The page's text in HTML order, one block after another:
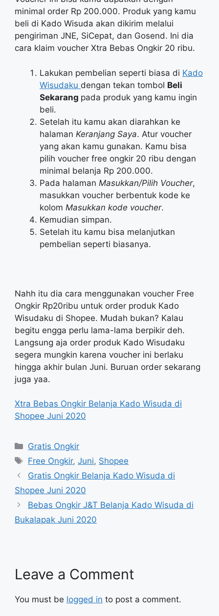
minimal order Rp 200.000. Produk yang kamu
beli di Kado Wisuda akan dikirim melalui
pengiriman JNE, SiCepat, dan Gosend. Ini dia
cara klaim voucher Xtra Bebas Ongkir 20 ribu.
Lakukan pembelian seperti biasa di Kado
Wisudaku dengan tekan tombol Beli
Sekarang pada produk yang kamu ingin
beli.
Setelah itu kamu akan diarahkan ke
halaman Keranjang Saya. Atur voucher
yang akan kamu gunakan. Kamu bisa
pilih voucher free ongkir 20 ribu dengan
minimal belanja Rp 200.000.
Pada halaman Masukkan/Pilih Voucher,
masukkan voucher berbentuk kode ke
kolom Masukkan kode voucher.
Kemudian simpan.
Setelah itu kamu bisa melanjutkan
pembelian seperti biasanya.
Nahh itu dia cara menggunakan voucher Free
Ongkir Rp20ribu untuk order produk Kado
Wisudaku di Shopee. Mudah bukan? Kalau
begitu engga perlu lama-lama berpikir deh.
Langsung aja order produk Kado Wisudaku
segera mungkin karena voucher ini berlaku
hingga akhir bulan Juni. Buruan order sekarang
juga yaa.
Xtra Bebas Ongkir Belanja Kado Wisuda di
Shopee Juni 2020
Categories
Gratis Ongkir
Tags
Free Ongkir,Juni, Shopee
Gratis Ongkir Belanja Kado Wisuda di
Shopee Juni 2020
Bebas Ongkir J&T Belanja Kado Wisuda di
Bukalapak Juni 2020
Leave a Comment
You must be logged in to post a comment.